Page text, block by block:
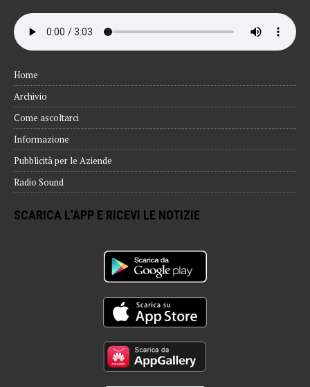
Home
Archivio
Come ascoltarci
Informazione
Pubblicità per le Aziende
Radio Sound
SCARICA L’APP E RICEVI LE NOTIZIE